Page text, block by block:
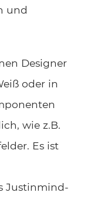
und
Designer
oder in
wie z.B.
Es ist
Justinmind-